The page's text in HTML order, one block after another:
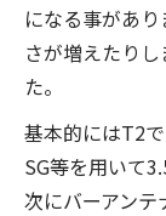
になる事があ
さが増えたり
た。
基本的にはT2
SG等を用いて
次にバーアンテ